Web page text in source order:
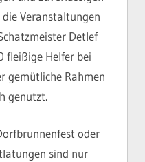
Veranstaltungen
Detlef
fleißige Helfer bei
gemütliche Rahmen
genutzt.
oder
sind nur